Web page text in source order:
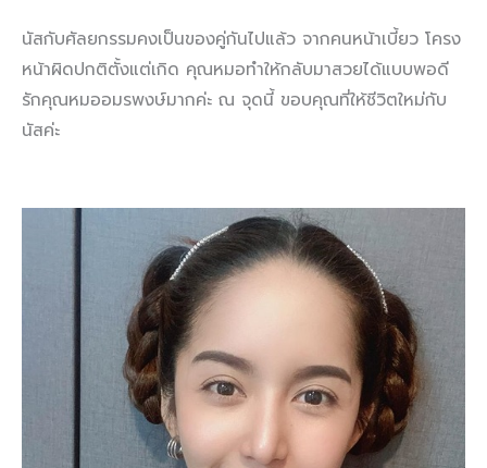
นัสกับศัลยกรรมคงเป็นของคู่กันไปแล้ว จากคนหน้าเบี้ยว โครง
หน้าผิดปกติตั้งแต่เกิด คุณหมอทำให้กลับมาสวยได้แบบพอดี
รักคุณหมออมรพงษ์มากค่ะ ณ จุดนี้ ขอบคุณที่ให้ชีวิตใหม่กับ
นัสค่ะ